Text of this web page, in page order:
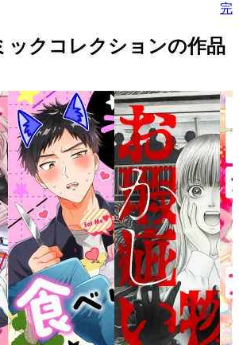
完
ックコレクションの作品